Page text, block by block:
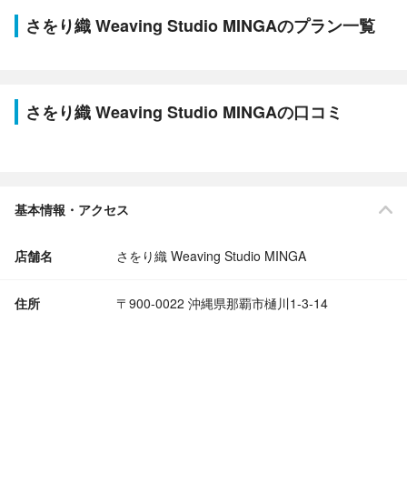
さをり織 Weaving Studio MINGAのプラン一覧
さをり織 Weaving Studio MINGAの口コミ
基本情報・アクセス
店舗名 さをり織 Weaving Studio MINGA
住所 〒900-0022 沖縄県那覇市樋川1-3-14